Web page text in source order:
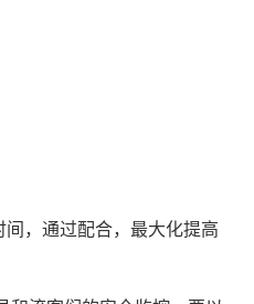
，通过配合，最大化提高